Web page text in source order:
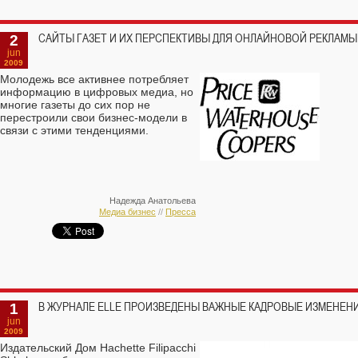
2
jun
2009
САЙТЫ ГАЗЕТ И ИХ ПЕРСПЕКТИВЫ ДЛЯ ОНЛАЙНОВОЙ РЕКЛАМЫ
Молодежь все активнее потребляет
информацию в цифровых медиа, но
многие газеты до сих пор не
перестроили свои бизнес-модели в
связи с этими тенденциями.
Надежда Анатольева
Медиа бизнес // Пресса
1
jun
2009
В ЖУРНАЛЕ ELLE ПРОИЗВЕДЕНЫ ВАЖНЫЕ КАДРОВЫЕ
Издательский Дом Hachette Filipacchi